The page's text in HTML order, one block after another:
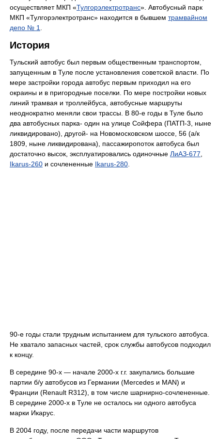
осуществляет МКП «Тулгорэлектротранс». Автобусный парк
МКП «Тулгорэлектротранс» находится в бывшем трамвайном
депо № 1
История
Тульский автобус был первым общественным транспортом,
запущенным в Туле после установления советской власти. По
мере застройки города автобус первым приходил на его
окраины и в пригородные поселки. По мере постройки новых
линий трамвая и троллейбуса, автобусные маршруты
неоднократно меняли свои трассы. В 80-е годы в Туле было
два автобусных парка- один на улице Сойфера (ПАТП-3, ныне
ликвидировано), другой- на Новомосковском шоссе, 56 (а/к
1809, ныне ликвидирована), пассажиропоток автобуса был
достаточно высок, эксплуатировались одиночные ЛиАЗ-677
Ikarus-260 и сочлененные Ikarus-280
90-е годы стали трудным испытанием для тульского автобуса.
Не хватало запасных частей, срок службы автобусов подходил
к концу.
В середине 90-х — начале 2000-х г.г. закупались большие
партии б/у автобусов из Германии (Mercedes и MAN) и
Франции (Renault R312), в том числе шарнирно-сочлененные.
В середине 2000-х в Туле не осталось ни одного автобуса
марки Икарус.
В 2004 году, после передачи части маршрутов